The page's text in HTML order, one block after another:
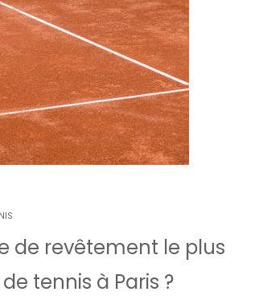
de revêtement le plus
tennis à Paris ?